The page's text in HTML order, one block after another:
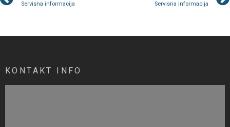
Servisna informacija Servisna informacija
KONTAKT INFO